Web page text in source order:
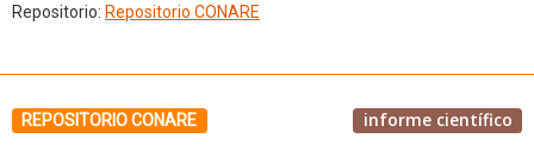
Repositorio: Repositorio CONARE
REPOSITORIO CONARE informe científico